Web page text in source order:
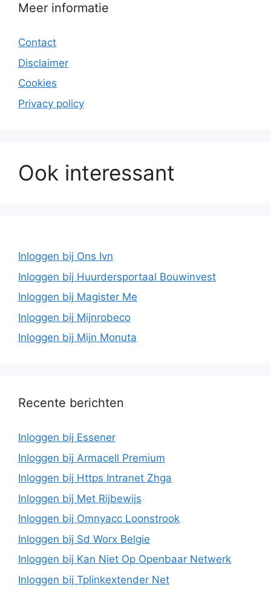
Meer informatie
Contact
Disclaimer
Cookies
Privacy policy
Ook interessant
Inloggen bij Ons Ivn
Inloggen bij Huurdersportaal Bouwinvest
Inloggen bij Magister Me
Inloggen bij Mijnrobeco
Inloggen bij Mijn Monuta
Recente berichten
Inloggen bij Essener
Inloggen bij Armacell Premium
Inloggen bij Https Intranet Zhga
Inloggen bij Met Rijbewijs
Inloggen bij Omnyacc Loonstrook
Inloggen bij Sd Worx Belgie
Inloggen bij Kan Niet Op Openbaar Netwerk
Inloggen bij Tplinkextender Net